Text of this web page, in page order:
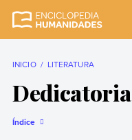
completa y más
INICIO LITERATURA
Dedicatoria
Índice